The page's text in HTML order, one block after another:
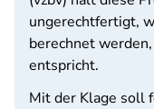
ungerechtfertigt,
berechnet
entspricht.
Mit der Klage soll